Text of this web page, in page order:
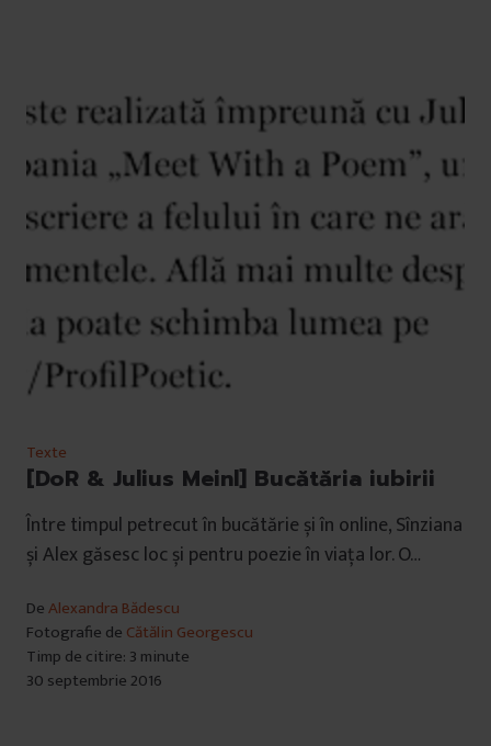
Texte
[DoR & Julius Meinl] Bucătăria iubirii
Între timpul petrecut în bucătărie și în online, Sînziana
și Alex găsesc loc și pentru poezie în viața lor. O…
DeAlexandra Bădescu
Fotografie de Cătălin Georgescu
Timp de citire: 3 minute
30 septembrie 2016